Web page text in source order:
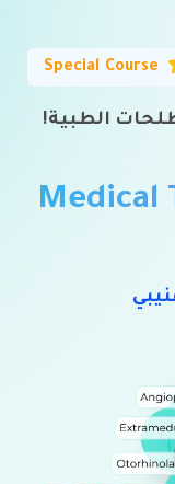
Special Course
ات الطبية
Medical